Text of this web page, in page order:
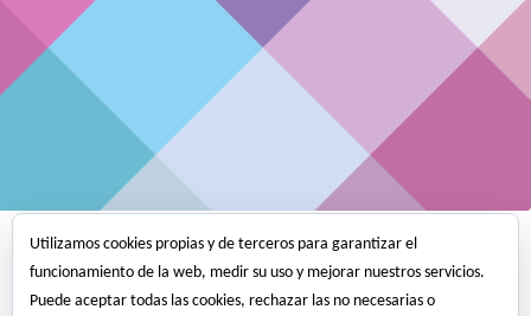
Varios
En Arquitectura todo el mundo
Utilizamos cookies propias y de terceros para garantizar el
funcionamiento de la web, medir su uso y mejorar nuestros servicios.
Puede aceptar todas las cookies, rechazar las no necesarias o